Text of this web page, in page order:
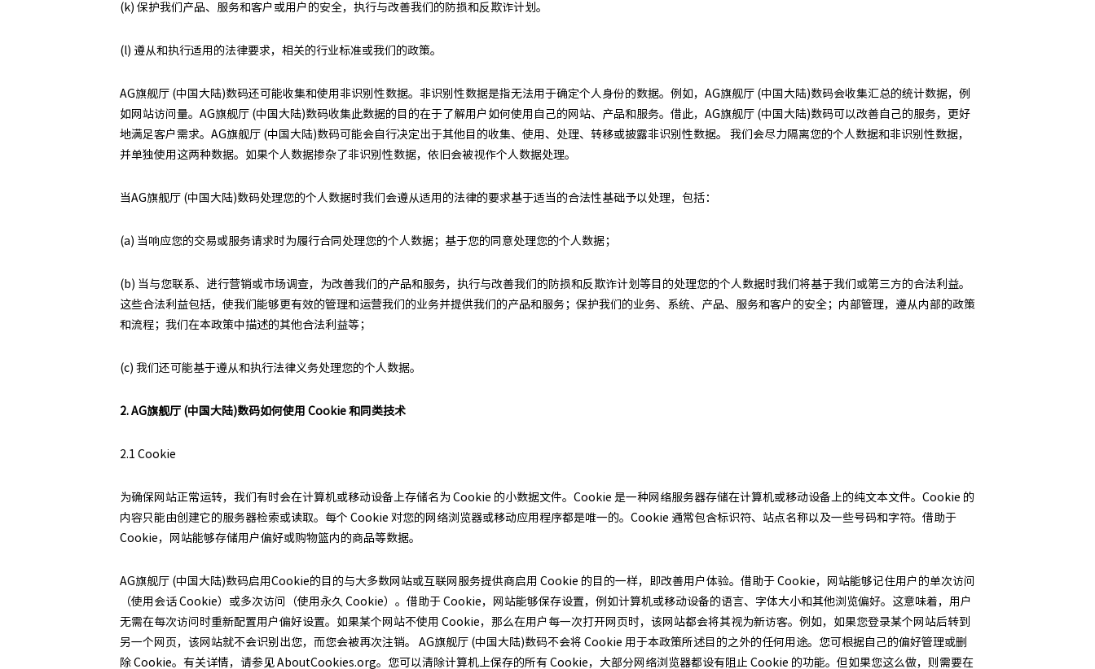
(k) 保护我们产品、服务和客户或用户的安全，执行与改善我们的防损和反欺诈计划。
(l) 遵从和执行适用的法律要求，相关的行业标准或我们的政策。
AG旗舰厅 (中国大陆)数码还可能收集和使用非识别性数据。非识别性数据是指无法用于确定个人身份的数据。例如，AG旗舰厅 (中国大陆)数码会收集汇总的统计数据，例
如网站访问量。AG旗舰厅 (中国大陆)数码收集此数据的目的在于了解用户如何使用自己的网站、产品和服务。借此，AG旗舰厅 (中国大陆)数码可以改善自己的服务，更好
地满足客户需求。AG旗舰厅 (中国大陆)数码可能会自行决定出于其他目的收集、使用、处理、转移或披露非识别性数据。 我们会尽力隔离您的个人数据和非识别性数据，
并单独使用这两种数据。如果个人数据掺杂了非识别性数据，依旧会被视作个人数据处理。
当AG旗舰厅 (中国大陆)数码处理您的个人数据时我们会遵从适用的法律的要求基于适当的合法性基础予以处理，包括：
(a) 当响应您的交易或服务请求时为履行合同处理您的个人数据；基于您的同意处理您的个人数据；
(b) 当与您联系、进行营销或市场调查，为改善我们的产品和服务，执行与改善我们的防损和反欺诈计划等目的处理您的个人数据时我们将基于我们或第三方的合法利益。
这些合法利益包括，使我们能够更有效的管理和运营我们的业务并提供我们的产品和服务；保护我们的业务、系统、产品、服务和客户的安全；内部管理，遵从内部的政策
和流程；我们在本政策中描述的其他合法利益等；
(c) 我们还可能基于遵从和执行法律义务处理您的个人数据。
2. AG旗舰厅 (中国大陆)数码如何使用 Cookie 和同类技术
2.1 Cookie
为确保网站正常运转，我们有时会在计算机或移动设备上存储名为 Cookie 的小数据文件。Cookie 是一种网络服务器存储在计算机或移动设备上的纯文本文件。Cookie 的
内容只能由创建它的服务器检索或读取。每个 Cookie 对您的网络浏览器或移动应用程序都是唯一的。Cookie 通常包含标识符、站点名称以及一些号码和字符。借助于
Cookie，网站能够存储用户偏好或购物篮内的商品等数据。
AG旗舰厅 (中国大陆)数码启用Cookie的目的与大多数网站或互联网服务提供商启用 Cookie 的目的一样，即改善用户体验。借助于 Cookie，网站能够记住用户的单次访问
（使用会话 Cookie）或多次访问（使用永久 Cookie）。借助于 Cookie，网站能够保存设置，例如计算机或移动设备的语言、字体大小和其他浏览偏好。这意味着，用户
无需在每次访问时重新配置用户偏好设置。如果某个网站不使用 Cookie，那么在用户每一次打开网页时，该网站都会将其视为新访客。例如，如果您登录某个网站后转到
另一个网页，该网站就不会识别出您，而您会被再次注销。 AG旗舰厅 (中国大陆)数码不会将 Cookie 用于本政策所述目的之外的任何用途。您可根据自己的偏好管理或删
除 Cookie。有关详情，请参见 AboutCookies.org。您可以清除计算机上保存的所有 Cookie，大部分网络浏览器都设有阻止 Cookie 的功能。但如果您这么做，则需要在